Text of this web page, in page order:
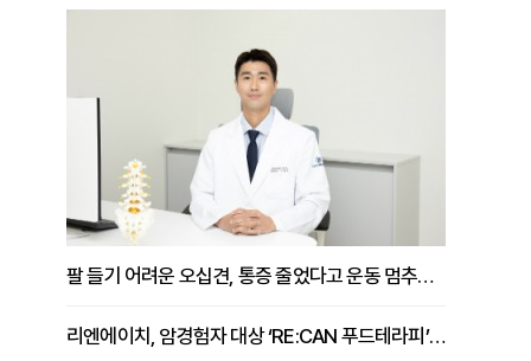
팔 들기 어려운 오십견, 통증 줄었다고 운동 멈추면 안 되는 이유 [이병욱 원장 칼럼]
리엔에이치, 암경험자 대상 ‘RE:CAN 푸드테라피’ 운영